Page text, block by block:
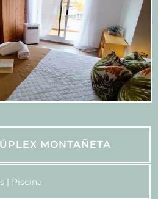
MONTAÑETA
| Piscina